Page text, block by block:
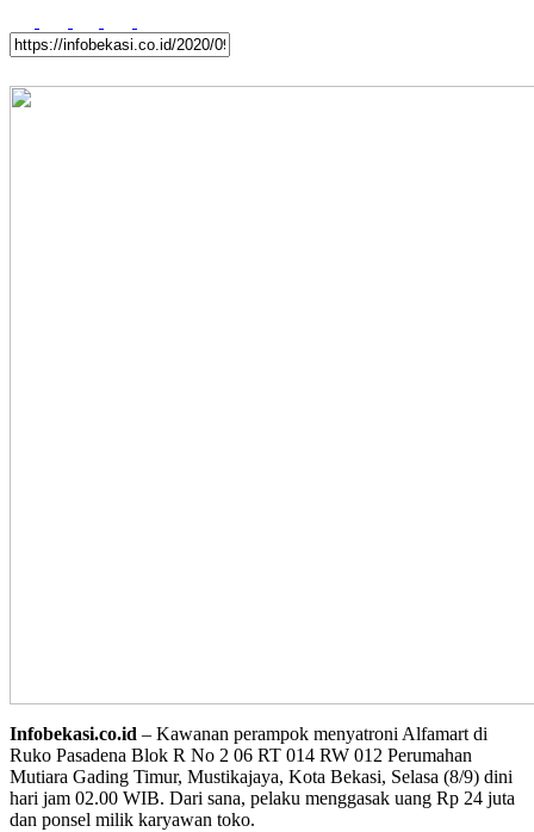
Infobekasi.co.id – Kawanan perampok menyatroni Alfamart di
Ruko Pasadena Blok R No 2 06 RT 014 RW 012 Perumahan
Mutiara Gading Timur, Mustikajaya, Kota Bekasi, Selasa (8/9) dini
hari jam 02.00 WIB. Dari sana, pelaku menggasak uang Rp 24 juta
dan ponsel milik karyawan toko.